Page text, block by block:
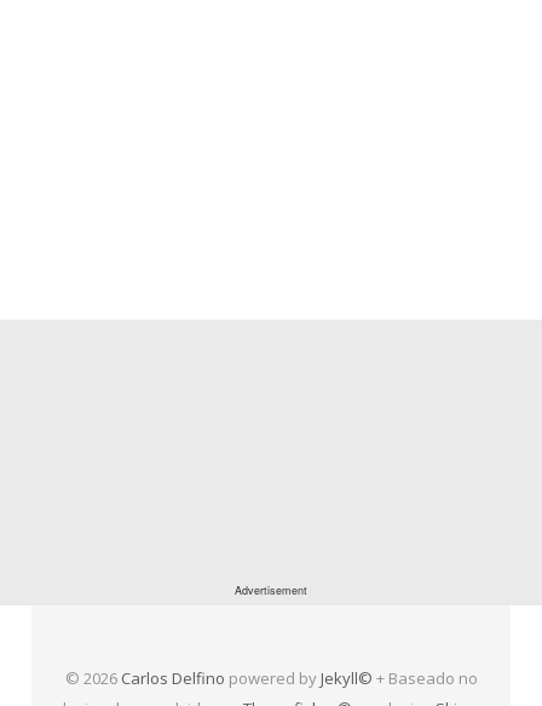
© 2026 Carlos Delfino powered by Jekyll© + Baseado no